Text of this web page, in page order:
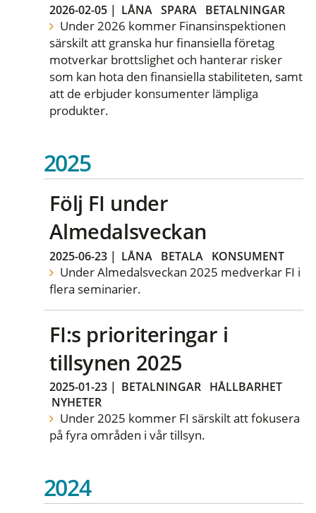
2026-02-05 | LÅNA SPARA BETALNINGAR
Under 2026 kommer Finansinspektionen
särskilt att granska hur finansiella företag
motverkar brottslighet och hanterar risker
som kan hota den finansiella stabiliteten, samt
att de erbjuder konsumenter lämpliga
produkter.
2025
Följ FI under
Almedalsveckan
2025-06-23 | LÅNA BETALA KONSUMENT
Under Almedalsveckan 2025 medverkar FI i
flera seminarier.
FI:s prioriteringar i
tillsynen 2025
2025-01-23 | BETALNINGAR HÅLLBARHET
NYHETER
Under 2025 kommer FI särskilt att fokusera
på fyra områden i vår tillsyn.
2024